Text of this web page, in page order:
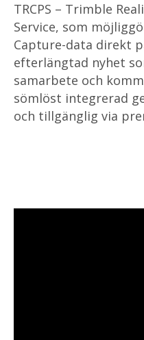
TRCPS – Trimble
Service, som
Capture-data direkt
efterlängtad nyhet
samarbete och
sömlöst integrerad
och tillgänglig via